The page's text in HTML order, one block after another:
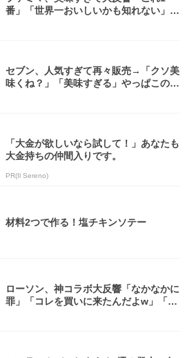
番」「世界一おいしいかも知れない」
セブン、人気すぎて再々販売→「クソ美
味くね？」「美味すぎる」やっぱこのク
「大金が欲しいなら試して！」あなたも
大金持ちの仲間入りです。
PR(Il Sereno)
材料2つで作る！塩チキンソテー
ローソン、神コラボ大反響「なかなかに
罪」「コレを買いに来たんだよw」「３